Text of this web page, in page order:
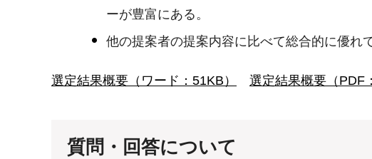
ーが豊富にある。
他の提案者の提案内容に比べて総合的に優れ
選定結果概要（ワード：51KB） 選定結果概要（PDF
質問・回答について